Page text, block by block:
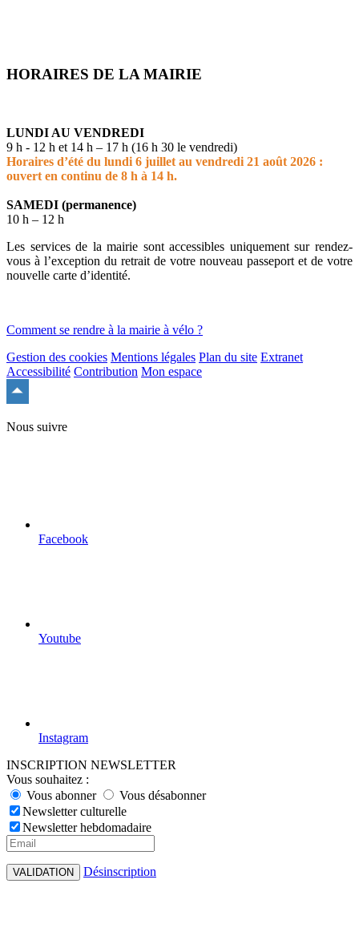
HORAIRES DE LA MAIRIE
LUNDI AU VENDREDI
9 h - 12 h et 14 h – 17 h (16 h 30 le vendredi)
Horaires d’été du lundi 6 juillet au vendredi 21 août 2026 :
ouvert en continu de 8 h à 14 h.
SAMEDI (permanence)
10 h – 12 h
Les services de la mairie sont accessibles uniquement sur rendez-
vous à l’exception du retrait de votre nouveau passeport et de votre
nouvelle carte d’identité.
Comment se rendre à la mairie à vélo ?
Gestion des cookies Mentions légales Plan du site Extranet
Accessibilité Contribution Mon espace
du
Nous suivre
Facebook
Youtube
Instagram
INSCRIPTION NEWSLETTER
Vous souhaitez :
Vous abonner
Vous désabonner
Newsletter culturelle
Newsletter hebdomadaire
VALIDATION Désinscription